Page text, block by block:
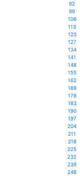
92
99
106
113
120
127
134
141
148
155
162
169
176
183
190
197
204
211
218
225
232
239
246